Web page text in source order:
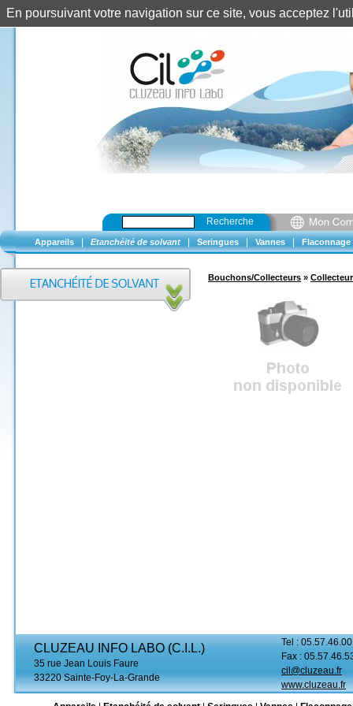
Recherche
Appareils Etanchéité de solvant Seringues Vannes Flaconnage
Bouchons/Collecteurs »
CLUZEAU INFO LABO (C.I.L.)
35 rue Jean Louis Faure
33220 Sainte-Foy-La-Grande
Tel :
Fax :
cil@cluzeau.fr
www.cluzeau.fr
En poursuivant votre navigation sur ce site, vous acceptez